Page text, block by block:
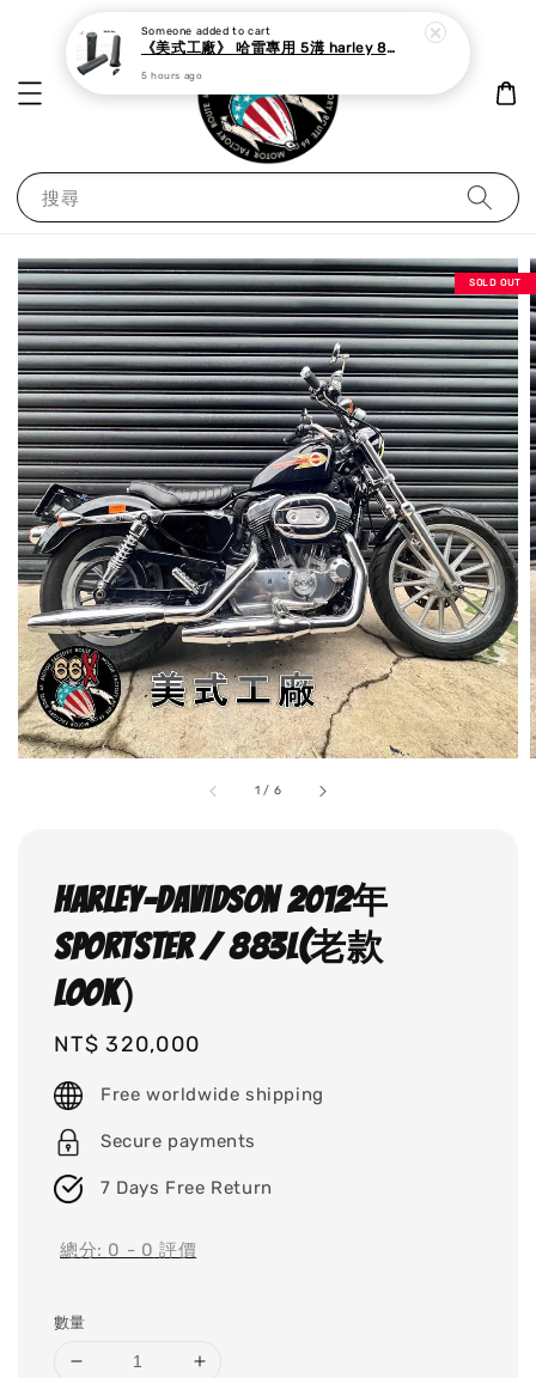
搜尋
1 / 6
SOLD OUT
Harley-Davidson 2012年
SPORTSTER / 883L(老款
LOOK）
Regular
price
NT$ 320,000
Free worldwide shipping
Secure payments
7 Days Free Return
總分: 0 - 0 評價
數量
5 hours ago